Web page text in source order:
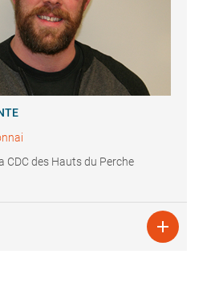
CDC des Hauts du Perche
